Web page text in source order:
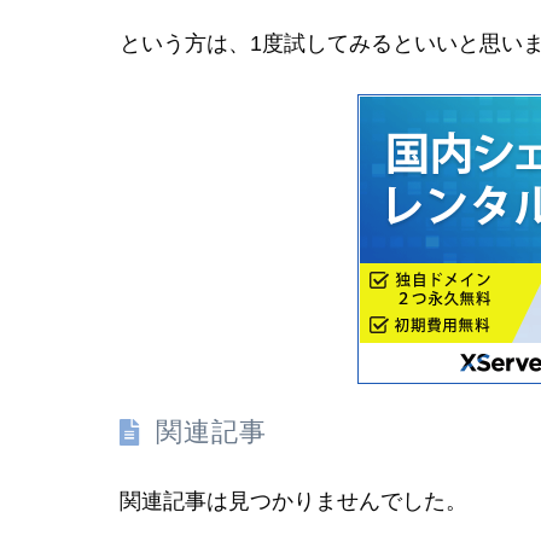
という方は、1度試してみるといいと思い
関連記事
関連記事は見つかりませんでした。